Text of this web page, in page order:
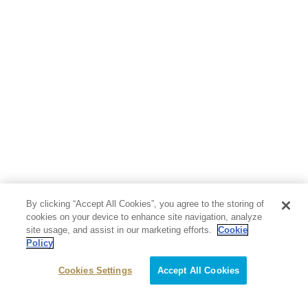
芸術・アート 映画・音楽・演劇
写真集 教養
医学・福祉
By clicking “Accept All Cookies”, you agree to the storing of
cookies on your device to enhance site navigation, analyze
site usage, and assist in our marketing efforts.
Cookie
Policy
Cookies Settings Accept All Cookies